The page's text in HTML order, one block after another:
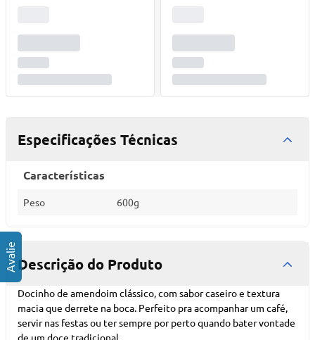
Especificações Técnicas
Características
Peso 600g
Descrição do Produto
Docinho de amendoim clássico, com sabor caseiro e textura
macia que derrete na boca. Perfeito pra acompanhar um café,
servir nas festas ou ter sempre por perto quando bater vontade
de um doce tradicional.